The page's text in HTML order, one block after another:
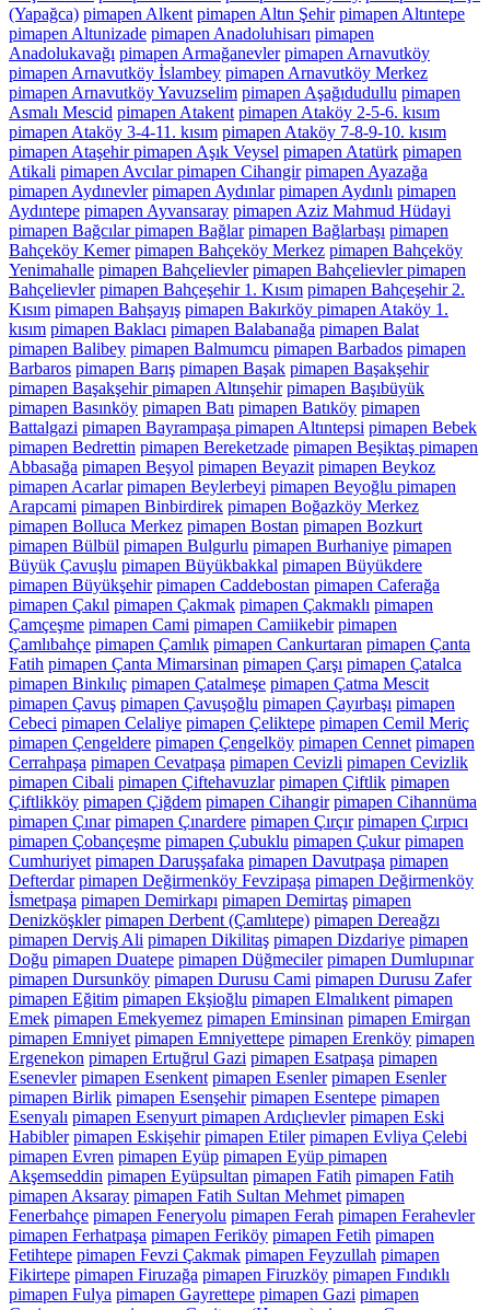
(Yapağca) pimapen Alkent pimapen Altın Şehir pimapen Altıntepe
pimapen Altunizade pimapen Anadoluhisarı pimapen
Anadolukavağı pimapen Armağanevler pimapen Arnavutköy
pimapen Arnavutköy İslambey pimapen Arnavutköy Merkez
pimapen Arnavutköy Yavuzselim pimapen Aşağıdudullu pimapen
Asmalı Mescid pimapen Atakent pimapen Ataköy 2-5-6. kısım
pimapen Ataköy 3-4-11. kısım pimapen Ataköy 7-8-9-10. kısım
pimapen Ataşehir pimapen Aşık Veysel pimapen Atatürk pimapen
Atikali pimapen Avcılar pimapen Cihangir pimapen Ayazağa
pimapen Aydınevler pimapen Aydınlar pimapen Aydınlı pimapen
Aydıntepe pimapen Ayvansaray pimapen Aziz Mahmud Hüdayi
pimapen Bağcılar pimapen Bağlar pimapen Bağlarbaşı pimapen
Bahçeköy Kemer pimapen Bahçeköy Merkez pimapen Bahçeköy
Yenimahalle pimapen Bahçelievler pimapen Bahçelievler pimapen
Bahçelievler pimapen Bahçeşehir 1. Kısım pimapen Bahçeşehir 2.
Kısım pimapen Bahşayış pimapen Bakırköy pimapen Ataköy 1.
kısım pimapen Baklacı pimapen Balabanağa pimapen Balat
pimapen Balibey pimapen Balmumcu pimapen Barbados pimapen
Barbaros pimapen Barış pimapen Başak pimapen Başakşehir
pimapen Başakşehir pimapen Altınşehir pimapen Başıbüyük
pimapen Basınköy pimapen Batı pimapen Batıköy pimapen
Battalgazi pimapen Bayrampaşa pimapen Altıntepsi pimapen Bebek
pimapen Bedrettin pimapen Bereketzade pimapen Beşiktaş pimapen
Abbasağa pimapen Beşyol pimapen Beyazit pimapen Beykoz
pimapen Acarlar pimapen Beylerbeyi pimapen Beyoğlu pimapen
Arapcami pimapen Binbirdirek pimapen Boğazköy Merkez
pimapen Bolluca Merkez pimapen Bostan pimapen Bozkurt
pimapen Bülbül pimapen Bulgurlu pimapen Burhaniye pimapen
Büyük Çavuşlu pimapen Büyükbakkal pimapen Büyükdere
pimapen Büyükşehir pimapen Caddebostan pimapen Caferağa
pimapen Çakıl pimapen Çakmak pimapen Çakmaklı pimapen
Çamçeşme pimapen Cami pimapen Camiikebir pimapen
Çamlıbahçe pimapen Çamlık pimapen Cankurtaran pimapen Çanta
Fatih pimapen Çanta Mimarsinan pimapen Çarşı pimapen Çatalca
pimapen Binkılıç pimapen Çatalmeşe pimapen Çatma Mescit
pimapen Çavuş pimapen Çavuşoğlu pimapen Çayırbaşı pimapen
Cebeci pimapen Celaliye pimapen Çeliktepe pimapen Cemil Meriç
pimapen Çengeldere pimapen Çengelköy pimapen Cennet pimapen
Cerrahpaşa pimapen Cevatpaşa pimapen Cevizli pimapen Cevizlik
pimapen Cibali pimapen Çiftehavuzlar pimapen Çiftlik pimapen
Çiftlikköy pimapen Çiğdem pimapen Cihangir pimapen Cihannüma
pimapen Çınar pimapen Çınardere pimapen Çırçır pimapen Çırpıcı
pimapen Çobançeşme pimapen Çubuklu pimapen Çukur pimapen
Cumhuriyet pimapen Daruşşafaka pimapen Davutpaşa pimapen
Defterdar pimapen Değirmenköy Fevzipaşa pimapen Değirmenköy
İsmetpaşa pimapen Demirkapı pimapen Demirtaş pimapen
Denizköşkler pimapen Derbent (Çamlıtepe) pimapen Dereağzı
pimapen Derviş Ali pimapen Dikilitaş pimapen Dizdariye pimapen
Doğu pimapen Duatepe pimapen Düğmeciler pimapen Dumlupınar
pimapen Dursunköy pimapen Durusu Cami pimapen Durusu Zafer
pimapen Eğitim pimapen Ekşioğlu pimapen Elmalıkent pimapen
Emek pimapen Emekyemez pimapen Eminsinan pimapen Emirgan
pimapen Emniyet pimapen Emniyettepe pimapen Erenköy pimapen
Ergenekon pimapen Ertuğrul Gazi pimapen Esatpaşa pimapen
Esenevler pimapen Esenkent pimapen Esenler pimapen Esenler
pimapen Birlik pimapen Esenşehir pimapen Esentepe pimapen
Esenyalı pimapen Esenyurt pimapen Ardıçlıevler pimapen Eski
Habibler pimapen Eskişehir pimapen Etiler pimapen Evliya Çelebi
pimapen Evren pimapen Eyüp pimapen Eyüp pimapen
Akşemseddin pimapen Eyüpsultan pimapen Fatih pimapen Fatih
pimapen Aksaray pimapen Fatih Sultan Mehmet pimapen
Fenerbahçe pimapen Feneryolu pimapen Ferah pimapen Ferahevler
pimapen Ferhatpaşa pimapen Feriköy pimapen Fetih pimapen
Fetihtepe pimapen Fevzi Çakmak pimapen Feyzullah pimapen
Fikirtepe pimapen Firuzağa pimapen Firuzköy pimapen Fındıklı
pimapen Fulya pimapen Gayrettepe pimapen Gazi pimapen